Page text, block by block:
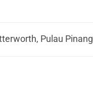
Pulau Pinang